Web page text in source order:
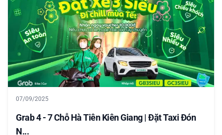
07/09/2025
Grab 4 - 7 Chỗ Hà Tiên Kiên Giang | Đặt Taxi Đón
N...